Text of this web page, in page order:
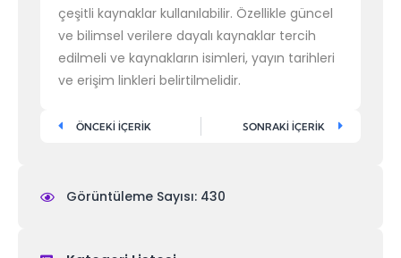
çeşitli kaynaklar kullanılabilir. Özellikle güncel
ve bilimsel verilere dayalı kaynaklar tercih
edilmeli ve kaynakların isimleri, yayın tarihleri
ve erişim linkleri belirtilmelidir.
ÖNCEKİ İÇERİK SONRAKİ İÇERİK
Görüntüleme Sayısı: 430